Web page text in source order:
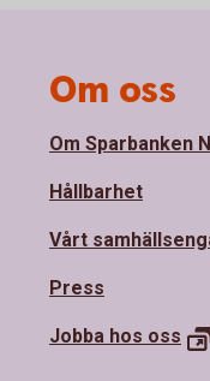
Om oss
Om Sparbanken
Hållbarhet
Vårt
Press
Jobba hos oss